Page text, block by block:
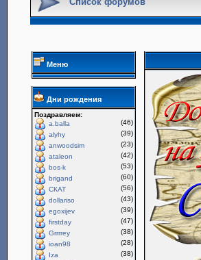
Меню
Дни рождения
Поздравляем:
a.balla
(46)
alyhy
(39)
anwoodsim
(23)
ataleon
(42)
bos-k
(53)
brigand
(60)
СКАТ
(56)
dollariso
(43)
egoxijev
(39)
firstday
(47)
Grrrrey
(38)
ioan98
(28)
Iza
(38)